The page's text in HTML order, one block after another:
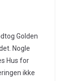
Golden
Nogle
Hus for
ikke